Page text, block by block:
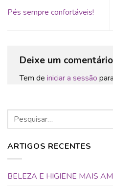
Pés sempre confortáveis!
Deixe um comentário
Tem de iniciar a sessão
ARTIGOS RECENTES
BELEZA E HIGIENE MAIS